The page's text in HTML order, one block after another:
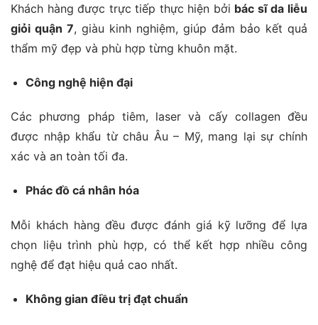
Khách hàng được trực tiếp thực hiện bởi bác sĩ da liễu
giỏi quận 7, giàu kinh nghiệm, giúp đảm bảo kết quả
thẩm mỹ đẹp và phù hợp từng khuôn mặt.
Công nghệ hiện đại
Các phương pháp tiêm, laser và cấy collagen đều
được nhập khẩu từ châu Âu – Mỹ, mang lại sự chính
xác và an toàn tối đa.
Phác đồ cá nhân hóa
Mỗi khách hàng đều được đánh giá kỹ lưỡng để lựa
chọn liệu trình phù hợp, có thể kết hợp nhiều công
nghệ để đạt hiệu quả cao nhất.
Không gian điều trị đạt chuẩn